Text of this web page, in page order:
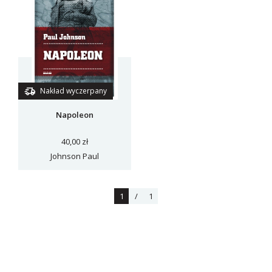
Nakład wyczerpany
Napoleon
40,00 zł
Johnson Paul
1 / 1